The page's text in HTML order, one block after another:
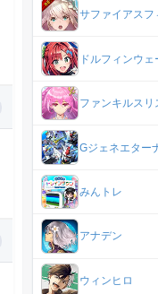
サファイアスフ
ドルフィンウェ
ファンキルスリ
Gジェネエター
みんトレ
アナデン
ウィンヒロ